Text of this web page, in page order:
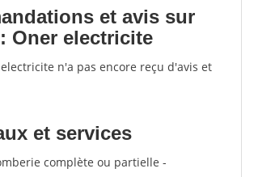
et avis sur
Oner electricite
n'a pas encore reçu d'avis et
et services
complète ou partielle -